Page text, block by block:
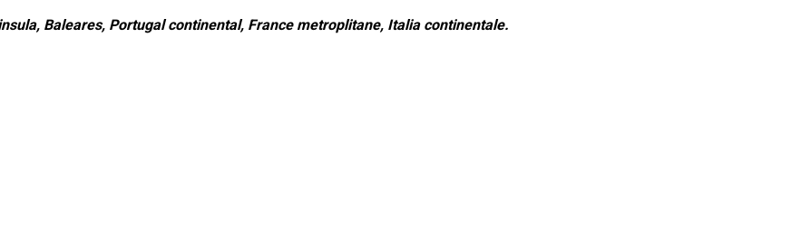
Baleares, Portugal continental, France metroplitane, Italia continentale.